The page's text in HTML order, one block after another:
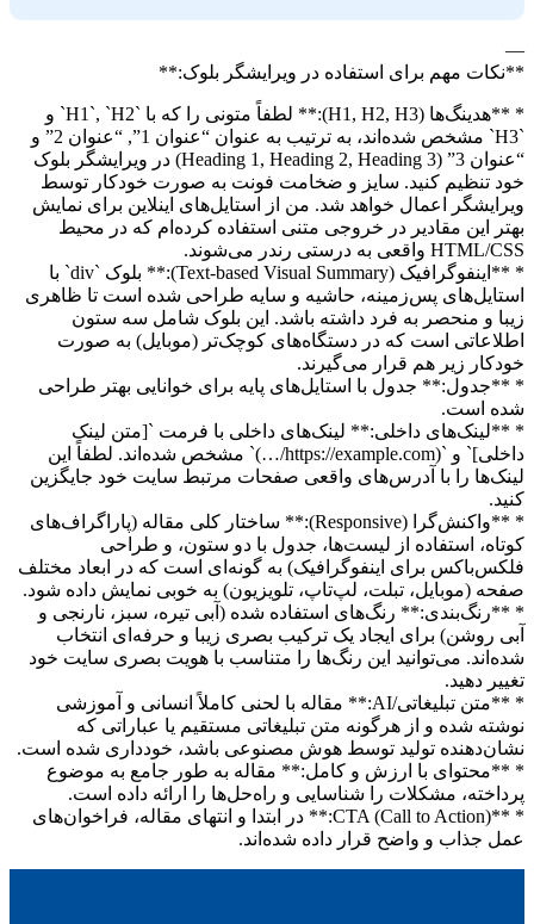
—
**نکات مهم برای استفاده در ویرایشگر بلوک:**
* **هدینگ‌ها (H1, H2, H3):** لطفاً متونی را که با `H1`, `H2` و
`H3` مشخص شده‌اند، به ترتیب به عنوان “عنوان 1”, “عنوان 2” و
“عنوان 3” (Heading 1, Heading 2, Heading 3) در ویرایشگر بلوک
خود تنظیم کنید. سایز و ضخامت فونت به صورت خودکار توسط
ویرایشگر اعمال خواهد شد. من از استایل‌های اینلاین برای نمایش
بهتر این مقادیر در خروجی متنی استفاده کرده‌ام که در محیط
HTML/CSS واقعی به درستی رندر می‌شوند.
* **اینفوگرافیک (Text-based Visual Summary):** بلوک `div` با
استایل‌های پس‌زمینه، حاشیه و سایه طراحی شده است تا ظاهری
زیبا و منحصر به فرد داشته باشد. این بلوک شامل سه ستون
اطلاعاتی است که در دستگاه‌های کوچک‌تر (موبایل) به صورت
خودکار زیر هم قرار می‌گیرند.
* **جدول:** جدول با استایل‌های پایه برای خوانایی بهتر طراحی
شده است.
* **لینک‌های داخلی:** لینک‌های داخلی با فرمت `[متن لینک
داخلی]` و `(https://example.com/…)` مشخص شده‌اند. لطفاً این
لینک‌ها را با آدرس‌های واقعی صفحات مرتبط سایت خود جایگزین
کنید.
* **واکنش‌گرا (Responsive):** ساختار کلی مقاله (پاراگراف‌های
کوتاه، استفاده از لیست‌ها، جدول با دو ستون، و طراحی
فلکس‌باکس برای اینفوگرافیک) به گونه‌ای است که در ابعاد مختلف
صفحه (موبایل، تبلت، لپ‌تاپ، تلویزیون) به خوبی نمایش داده شود.
* **رنگ‌بندی:** رنگ‌های استفاده شده (آبی تیره، سبز، نارنجی و
آبی روشن) برای ایجاد یک ترکیب بصری زیبا و حرفه‌ای انتخاب
شده‌اند. می‌توانید این رنگ‌ها را متناسب با هویت بصری سایت خود
تغییر دهید.
* **متن تبلیغاتی/AI:** مقاله با لحنی کاملاً انسانی و آموزشی
نوشته شده و از هرگونه متن تبلیغاتی مستقیم یا عباراتی که
نشان‌دهنده تولید توسط هوش مصنوعی باشد، خودداری شده است.
* **محتوای با ارزش و کامل:** مقاله به طور جامع به موضوع
پرداخته، مشکلات را شناسایی و راه‌حل‌ها را ارائه داده است.
* **CTA (Call to Action):** در ابتدا و انتهای مقاله، فراخوان‌های
عمل جذاب و واضح قرار داده شده‌اند.